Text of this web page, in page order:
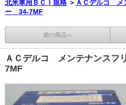
北米車用ＢＣＩ規格 ＞ ＡＣデルコ メ
ー 34-7MF
前の商品へ
ＡＣデルコ メンテナンスフ
7MF